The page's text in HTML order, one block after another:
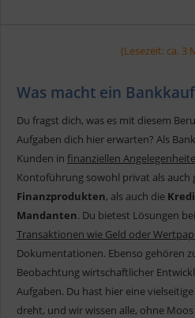
(Lesezeit: ca. 3
Was macht ein
Du fragst dich, was es mit diesem
Aufgaben dich hier erwarten? Als
Kunden in finanziellen
Kontoführung sowohl privat als auch
Finanzprodukten, als auch die
Mandanten. Du bietest Lösungen
Transaktionen wie Geld oder
Dokumentationen. Ebenso gehören
Beobachtung wirtschaftlicher
Aufgaben. Du hast hier eine
dreht, und wir wissen alle, ohne